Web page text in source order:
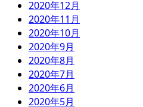
2020年12月
2020年11月
2020年10月
2020年9月
2020年8月
2020年7月
2020年6月
2020年5月